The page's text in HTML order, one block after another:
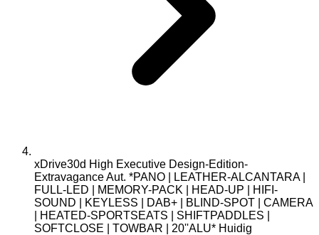
xDrive30d High Executive Design-Edition-
Extravagance Aut. *PANO | LEATHER-ALCANTARA |
FULL-LED | MEMORY-PACK | HEAD-UP | HIFI-
SOUND | KEYLESS | DAB+ | BLIND-SPOT | CAMERA
| HEATED-SPORTSEATS | SHIFTPADDLES |
SOFTCLOSE | TOWBAR | 20''ALU* Huidig